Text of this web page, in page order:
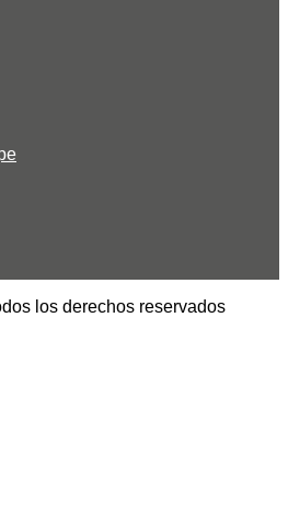
los derechos reservados